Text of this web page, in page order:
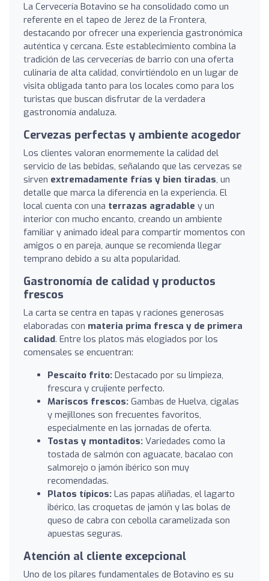
La Cervecería Botavino se ha consolidado como un
referente en el tapeo de Jerez de la Frontera,
destacando por ofrecer una experiencia gastronómica
auténtica y cercana. Este establecimiento combina la
tradición de las cervecerías de barrio con una oferta
culinaria de alta calidad, convirtiéndolo en un lugar de
visita obligada tanto para los locales como para los
turistas que buscan disfrutar de la verdadera
gastronomía andaluza.
Cervezas perfectas y ambiente acogedor
Los clientes valoran enormemente la calidad del
servicio de las bebidas, señalando que las cervezas se
sirven extremadamente frías y bien tiradas, un
detalle que marca la diferencia en la experiencia. El
local cuenta con una terrazas agradable y un
interior con mucho encanto, creando un ambiente
familiar y animado ideal para compartir momentos con
amigos o en pareja, aunque se recomienda llegar
temprano debido a su alta popularidad.
Gastronomía de calidad y productos
frescos
La carta se centra en tapas y raciones generosas
elaboradas con materia prima fresca y de primera
calidad. Entre los platos más elogiados por los
comensales se encuentran:
Pescaíto frito: Destacado por su limpieza,
frescura y crujiente perfecto.
Mariscos frescos: Gambas de Huelva, cigalas
y mejillones son frecuentes favoritos,
especialmente en las jornadas de oferta.
Tostas y montaditos: Variedades como la
tostada de salmón con aguacate, bacalao con
salmorejo o jamón ibérico son muy
recomendadas.
Platos típicos: Las papas aliñadas, el lagarto
ibérico, las croquetas de jamón y las bolas de
queso de cabra con cebolla caramelizada son
apuestas seguras.
Atención al cliente excepcional
Uno de los pilares fundamentales de Botavino es su